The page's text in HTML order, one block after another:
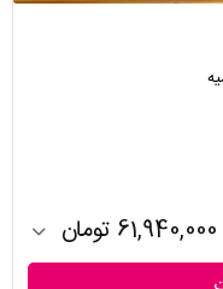
61,940,000 تومان